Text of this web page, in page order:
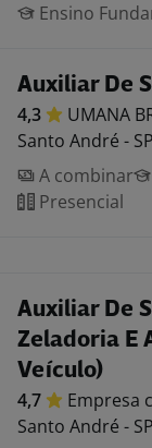
Ensino
Auxiliar De
4,3 UMANA
Santo André - SP
A combinar
Presencial
Auxiliar De
Zeladoria E
Veículo)
4,7 Empresa
Santo André - SP